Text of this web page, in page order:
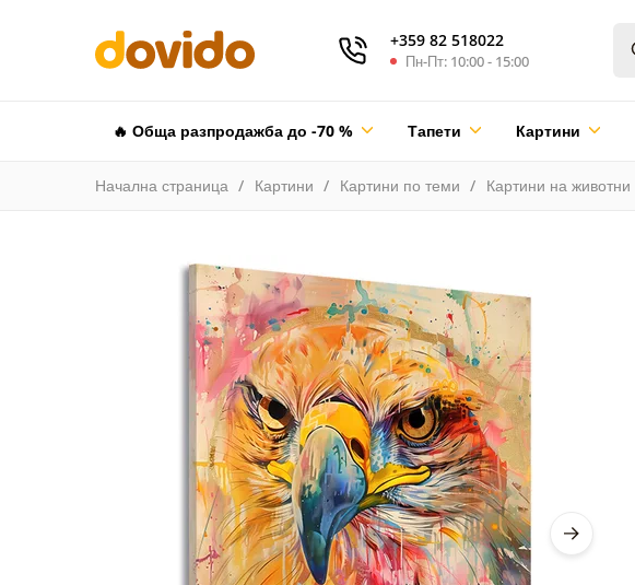
+359 82 518022
Пн-Пт: 10:00 - 15:00
🔥 Обща разпродажба до -70 % Тапети Картини
Начална страница Картини Картини по теми Картини на животни